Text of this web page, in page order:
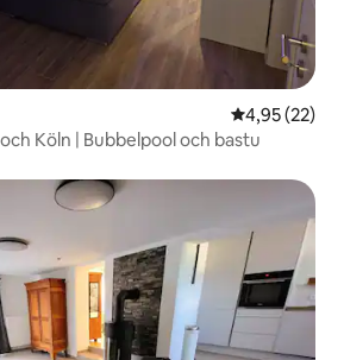
4,95 av 5 i
4,95 (22)
Köln | Bubbelpool och bastu